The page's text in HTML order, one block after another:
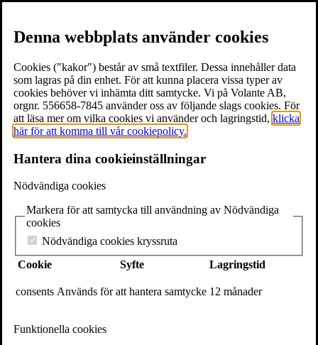
≡ Meny
Böcker
Föreläsare
Volantebloggen
Pressrum
Om Volante
Kontakt
Webshop
Volante
Denna webbplats använder cookies
Cookies ("kakor") består av små textfiler. Dessa innehåller data
som lagras på din enhet. För att kunna placera vissa typer av
cookies behöver vi inhämta ditt samtycke. Vi på Volante AB,
orgnr. 556658-7845 använder oss av följande slags cookies. För
att läsa mer om vilka cookies vi använder och lagringstid, klicka
här för att komma till vår cookiepolicy.
Hantera dina cookieinställningar
Nödvändiga cookies
Markera för att samtycka till användning av Nödvändiga
cookies
Nödvändiga cookies kryssruta
Cookie
Syfte Lagringstid
consents Används för att hantera samtycke 12 månader
Funktionella cookies